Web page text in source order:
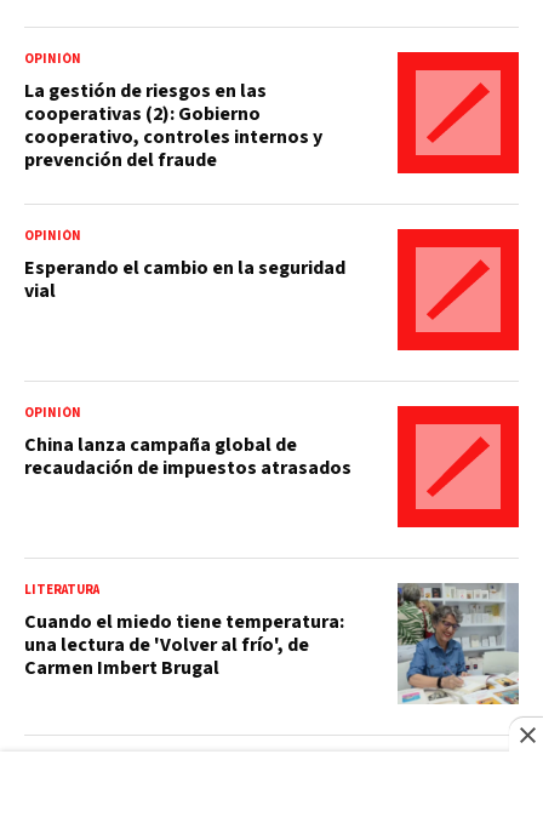
OPINIÓN
La gestión de riesgos en las
cooperativas (2): Gobierno
cooperativo, controles internos y
prevención del fraude
OPINIÓN
Esperando el cambio en la seguridad
vial
OPINIÓN
China lanza campaña global de
recaudación de impuestos atrasados
LITERATURA
Cuando el miedo tiene temperatura:
una lectura de 'Volver al frío', de
Carmen Imbert Brugal